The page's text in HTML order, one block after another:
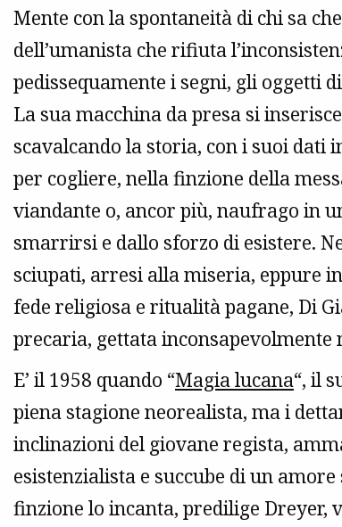
Mente con la spontaneità di chi sa
dell’umanista che rifiuta
pedissequamente i segni, gli oggetti
La sua macchina da presa si
scavalcando la storia, con i suoi dati
per cogliere, nella finzione della
viandante o, ancor più, naufrago in
smarrirsi e dallo sforzo di esistere.
sciupati, arresi alla miseria, eppure
fede religiosa e ritualità pagane, Di
precaria, gettata inconsapevolmente
E’ il 1958 quando “Magia lucana“, il
piena stagione neorealista, ma i
inclinazioni del giovane regista,
esistenzialista e succube di un
finzione lo incanta, predilige Dreyer,